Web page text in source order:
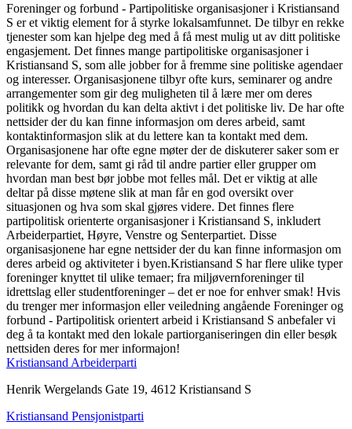
Foreninger og forbund - Partipolitiske organisasjoner i Kristiansand
S er et viktig element for å styrke lokalsamfunnet. De tilbyr en rekke
tjenester som kan hjelpe deg med å få mest mulig ut av ditt politiske
engasjement. Det finnes mange partipolitiske organisasjoner i
Kristiansand S, som alle jobber for å fremme sine politiske agendaer
og interesser. Organisasjonene tilbyr ofte kurs, seminarer og andre
arrangementer som gir deg muligheten til å lære mer om deres
politikk og hvordan du kan delta aktivt i det politiske liv. De har ofte
nettsider der du kan finne informasjon om deres arbeid, samt
kontaktinformasjon slik at du lettere kan ta kontakt med dem.
Organisasjonene har ofte egne møter der de diskuterer saker som er
relevante for dem, samt gi råd til andre partier eller grupper om
hvordan man best bør jobbe mot felles mål. Det er viktig at alle
deltar på disse møtene slik at man får en god oversikt over
situasjonen og hva som skal gjøres videre. Det finnes flere
partipolitisk orienterte organisasjoner i Kristiansand S, inkludert
Arbeiderpartiet, Høyre, Venstre og Senterpartiet. Disse
organisasjonene har egne nettsider der du kan finne informasjon om
deres arbeid og aktiviteter i byen.Kristiansand S har flere ulike typer
foreninger knyttet til ulike temaer; fra miljøvernforeninger til
idrettslag eller studentforeninger – det er noe for enhver smak! Hvis
du trenger mer informasjon eller veiledning angående Foreninger og
forbund - Partipolitisk orientert arbeid i Kristiansand S anbefaler vi
deg å ta kontakt med den lokale partiorganiseringen din eller besøk
nettsiden deres for mer informajon!
Kristiansand Arbeiderparti
Henrik Wergelands Gate 19, 4612 Kristiansand S
Kristiansand Pensjonistparti